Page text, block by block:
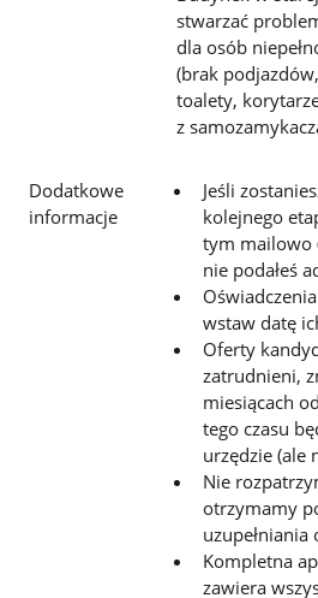
stwarzać
dla osób
(brak
toalety,
z
Dodatkowe
informacje
Jeśli
kolejnego
tym mailowo
nie podałeś
wstaw datę
Oferty
zatrudnieni,
miesiącach
tego czasu
urzędzie (ale
Nie
otrzymamy
uzupełniania
Kompletna
zawiera